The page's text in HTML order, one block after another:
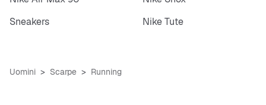
Sneakers
Nike Tute
Uomini Scarpe Running